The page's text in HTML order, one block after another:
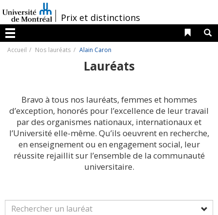
au
contenu
/Prix et distinctions
Menu
Liens
Accueil Nos lauréats Alain Caron
Lauréats
Bravo à tous nos lauréats, femmes et hommes
d’exception, honorés pour l’excellence de leur travail
par des organismes nationaux, internationaux et
l’Université elle-même. Qu’ils oeuvrent en recherche,
en enseignement ou en engagement social, leur
réussite rejaillit sur l’ensemble de la communauté
universitaire.